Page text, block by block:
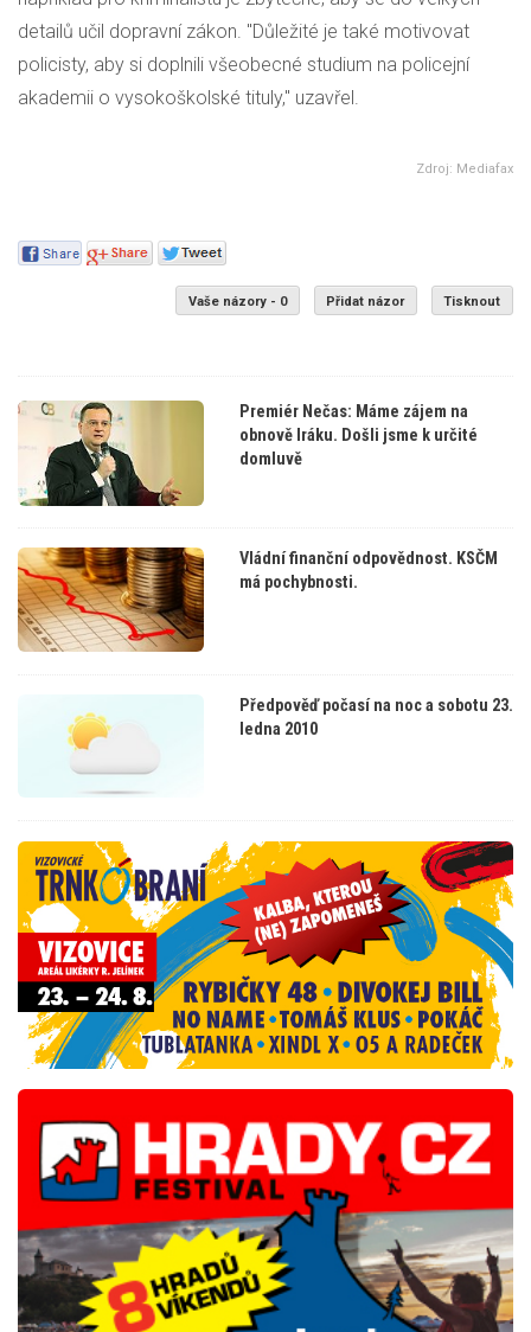
detailů učil dopravní zákon. "Důležité je také motivovat
policisty, aby si doplnili všeobecné studium na policejní
akademii o vysokoškolské tituly," uzavřel.
Zdroj: Mediafax
Vaše názory - 0 Přidat názor Tisknout
Premiér Nečas: Máme zájem na
obnově Iráku. Došli jsme k určité
domluvě
Vládní finanční odpovědnost. KSČM
má pochybnosti.
Předpověď počasí na noc a sobotu 23.
ledna 2010